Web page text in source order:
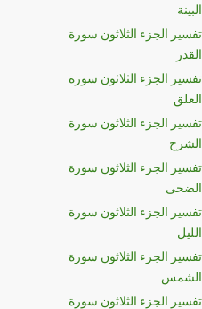
البينة
تفسير الجزء الثلاثون سورة
القدر
تفسير الجزء الثلاثون سورة
العلق
تفسير الجزء الثلاثون سورة
الشرح
تفسير الجزء الثلاثون سورة
الضحى
تفسير الجزء الثلاثون سورة
الليل
تفسير الجزء الثلاثون سورة
الشمس
تفسير الجزء الثلاثون سورة